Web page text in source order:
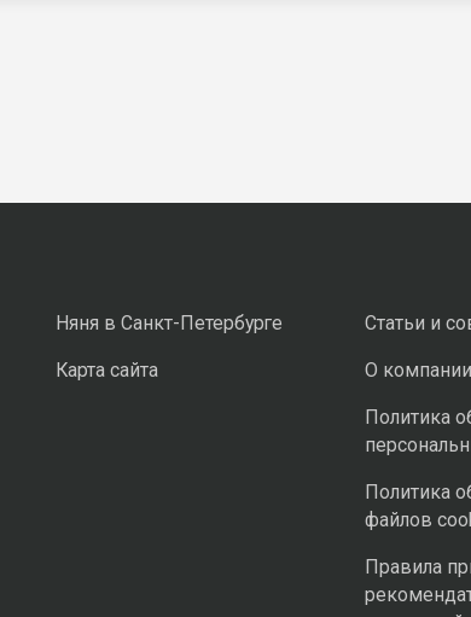
Няня в Санкт-Петербурге
Карта сайта
Статьи и
О компании
Политика
Политика
файлов
Правила